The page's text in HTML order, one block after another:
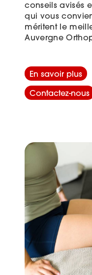
conseils avisés
qui vous
méritent le
Auvergne
En savoir plus
Contactez-nous